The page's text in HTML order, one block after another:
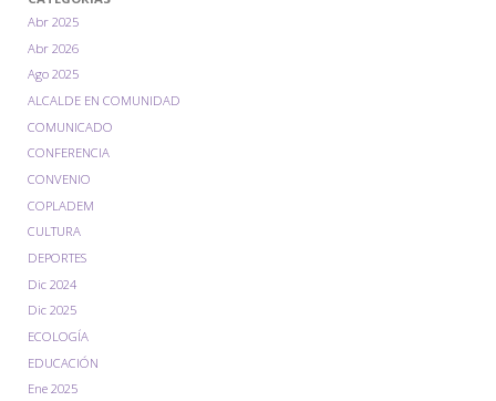
Abr 2025
Abr 2026
Ago 2025
ALCALDE EN COMUNIDAD
COMUNICADO
CONFERENCIA
CONVENIO
COPLADEM
CULTURA
DEPORTES
Dic 2024
Dic 2025
ECOLOGÍA
EDUCACIÓN
Ene 2025